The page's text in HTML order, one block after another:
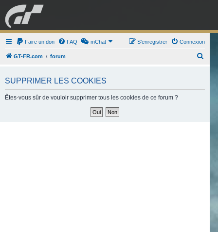
GRAN TURISMO FORUM
ESPORT BOUTIQUE
Faire un don FAQ mChat Connexion
S’enregistrer
GT-FR.com forum
h
SUPPRIMER LES COOKIES
Êtes-vous sûr de vouloir supprimer tous les cookies de ce forum ?